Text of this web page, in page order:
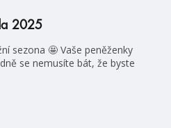
2025
sezona 🤩 Vaše peněženky
se nemusíte bát, že byste